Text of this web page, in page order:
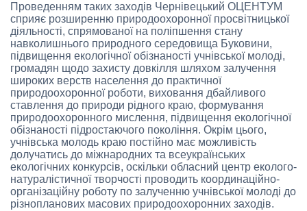
Проведенням таких заходів Чернівецький ОЦЕНТУМ
сприяє розширенню природоохоронної просвітницької
діяльності, спрямованої на поліпшення стану
навколишнього природного середовища Буковини,
підвищення екологічної обізнаності учнівської молоді,
громадян щодо захисту довкілля шляхом залучення
широких верств населення до практичної
природоохоронної роботи, виховання дбайливого
ставлення до природи рідного краю, формування
природоохоронного мислення, підвищення екологічної
обізнаності підростаючого покоління. Окрім цього,
учнівська молодь краю постійно має можливість
долучатись до міжнародних та всеукраїнських
екологічних конкурсів, оскільки обласний центр еколого-
натуралістичної творчості проводить координаційно-
організаційну роботу по залученню учнівської молоді до
різнопланових масових природоохоронних заходів.